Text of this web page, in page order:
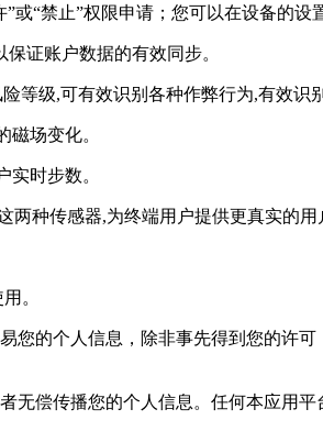
“禁止”权限申请；您可以在设备的
证账户数据的有效同步。
等级,可有效识别各种作弊行为,有效
场变化。
实时步数。
两种传感器,为终端用户提供更真实的
。
您的个人信息，除非事先得到您的许
无偿传播您的个人信息。任何本应用